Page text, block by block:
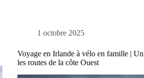
1 octobre 2025
Voyage en Irlande à vélo en famille |
les routes de la côte Ouest